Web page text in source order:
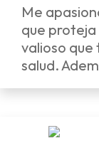
Me
que proteja
valioso que
salud.